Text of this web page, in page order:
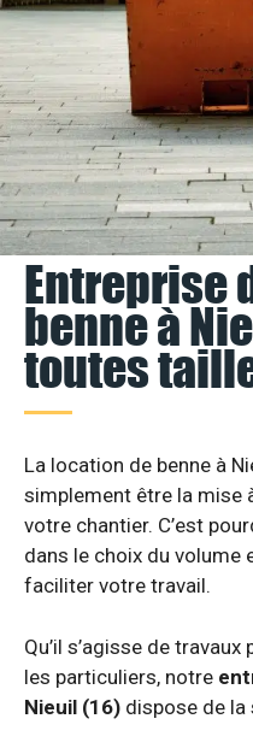
Entreprise
benne à
toutes
La location de benne à
simplement être la mise
votre chantier. C’est
dans le choix du volume
faciliter votre travail.
Qu’il s’agisse de
les particuliers, notre
Nieuil (16) dispose de la